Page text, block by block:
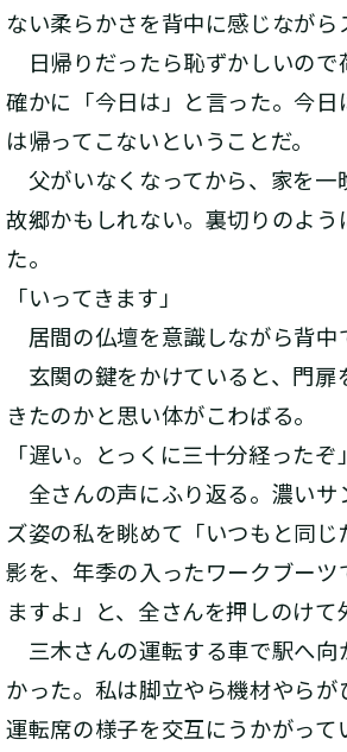
ない柔らかさを背中に感じながら
日帰りだったら恥ずかしいので
確かに「今日は」と言った。今
は帰ってこないということだ。
父がいなくなってから、家を一
故郷かもしれない。裏切りのよ
た。
「いってきます」
居間の仏壇を意識しながら背中
玄関の鍵をかけていると、門扉
きたのかと思い体がこわばる。
「遅い。とっくに三十分経ったぞ」
全さんの声にふり返る。濃いサ
ズ姿の私を眺めて「いつもと同
影を、年季の入ったワークブー
ますよ」と、全さんを押しのけて
三木さんの運転する車で駅へ向
かった。私は脚立やら機材やら
運転席の様子を交互にうかがっ